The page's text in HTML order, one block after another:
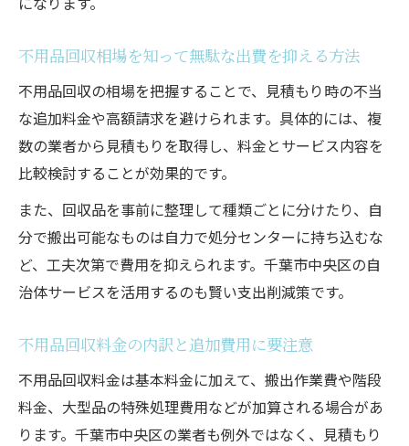
不用品回収相場を知って無駄な出費を抑える方法
不用品回収の相場を把握することで、見積もり時の不当
な追加料金や高額請求を避けられます。具体的には、複
数の業者から見積もりを取得し、料金とサービス内容を
比較検討することが効果的です。
また、回収品を事前に整理して種類ごとに分けたり、自
分で搬出可能なものは自力で処分センターに持ち込むな
ど、工夫次第で費用を抑えられます。千葉市中央区の自
治体サービスを活用するのも賢い支出削減策です。
不用品回収料金の内訳と追加費用に要注意
不用品回収料金は基本料金に加えて、搬出作業費や階段
料金、大型品の特殊処理費用などが加算される場合があ
ります。千葉市中央区の業者も例外ではなく、見積もり